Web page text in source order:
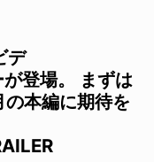
デ
登場。 まずは
本編に期待を